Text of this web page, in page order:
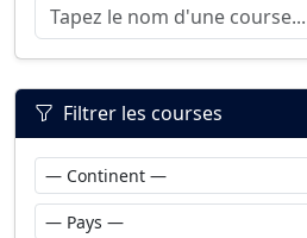
Filtrer les courses